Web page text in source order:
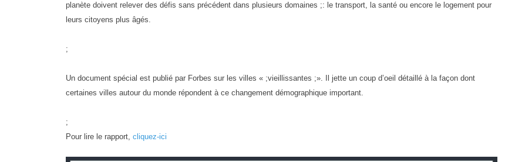
planète doivent relever des défis sans précédent dans plusieurs domaines ;: le transport, la santé ou encore le logement pour
leurs citoyens plus âgés.
;
Un document spécial est publié par Forbes sur les villes « ;vieillissantes ;». Il jette un coup d’oeil détaillé à la façon dont
certaines villes autour du monde répondent à ce changement démographique important.
;
Pour lire le rapport, cliquez-ici